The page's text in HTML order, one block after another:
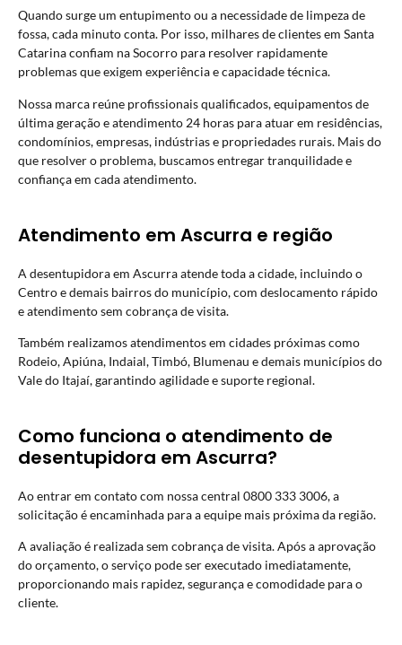
Quando surge um entupimento ou a necessidade de limpeza de
fossa, cada minuto conta. Por isso, milhares de clientes em Santa
Catarina confiam na Socorro para resolver rapidamente
problemas que exigem experiência e capacidade técnica.
Nossa marca reúne profissionais qualificados, equipamentos de
última geração e atendimento 24 horas para atuar em residências,
condomínios, empresas, indústrias e propriedades rurais. Mais do
que resolver o problema, buscamos entregar tranquilidade e
confiança em cada atendimento.
Atendimento em Ascurra e região
A desentupidora em Ascurra atende toda a cidade, incluindo o
Centro e demais bairros do município, com deslocamento rápido
e atendimento sem cobrança de visita.
Também realizamos atendimentos em cidades próximas como
Rodeio, Apiúna, Indaial,Timbó, Blumenau e demais municípios do
Vale do Itajaí, garantindo agilidade e suporte regional.
Como funciona o atendimento de
desentupidora em Ascurra?
Ao entrar em contato com nossa central 0800 333 3006, a
solicitação é encaminhada para a equipe mais próxima da região.
A avaliação é realizada sem cobrança de visita. Após a aprovação
do orçamento, o serviço pode ser executado imediatamente,
proporcionando mais rapidez, segurança e comodidade para o
cliente.